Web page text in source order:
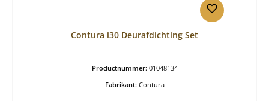
Contura i30 Deurafdichting Set
Productnummer: 01048134
Fabrikant: Contura